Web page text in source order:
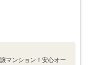
マンション！安心オー